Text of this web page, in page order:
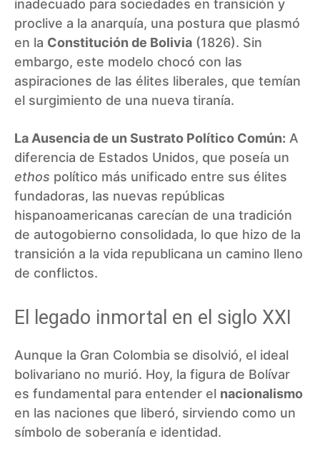
inadecuado para sociedades en transición y
proclive a la anarquía, una postura que plasmó
en la Constitución de Bolivia (1826). Sin
embargo, este modelo chocó con las
aspiraciones de las élites liberales, que temían
el surgimiento de una nueva tiranía.
La Ausencia de un Sustrato Político Común: A
diferencia de Estados Unidos, que poseía un
ethos político más unificado entre sus élites
fundadoras, las nuevas repúblicas
hispanoamericanas carecían de una tradición
de autogobierno consolidada, lo que hizo de la
transición a la vida republicana un camino lleno
de conflictos.
El legado inmortal en el siglo XXI
Aunque la Gran Colombia se disolvió, el ideal
bolivariano no murió. Hoy, la figura de Bolívar
es fundamental para entender el nacionalismo
en las naciones que liberó, sirviendo como un
símbolo de soberanía e identidad.